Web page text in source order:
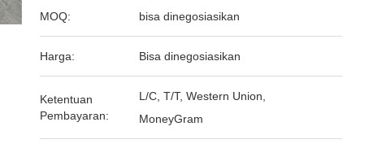
MOQ: bisa dinegosiasikan
Harga: Bisa dinegosiasikan
Ketentuan
Pembayaran:
L/C, T/T, Western Union,
MoneyGram